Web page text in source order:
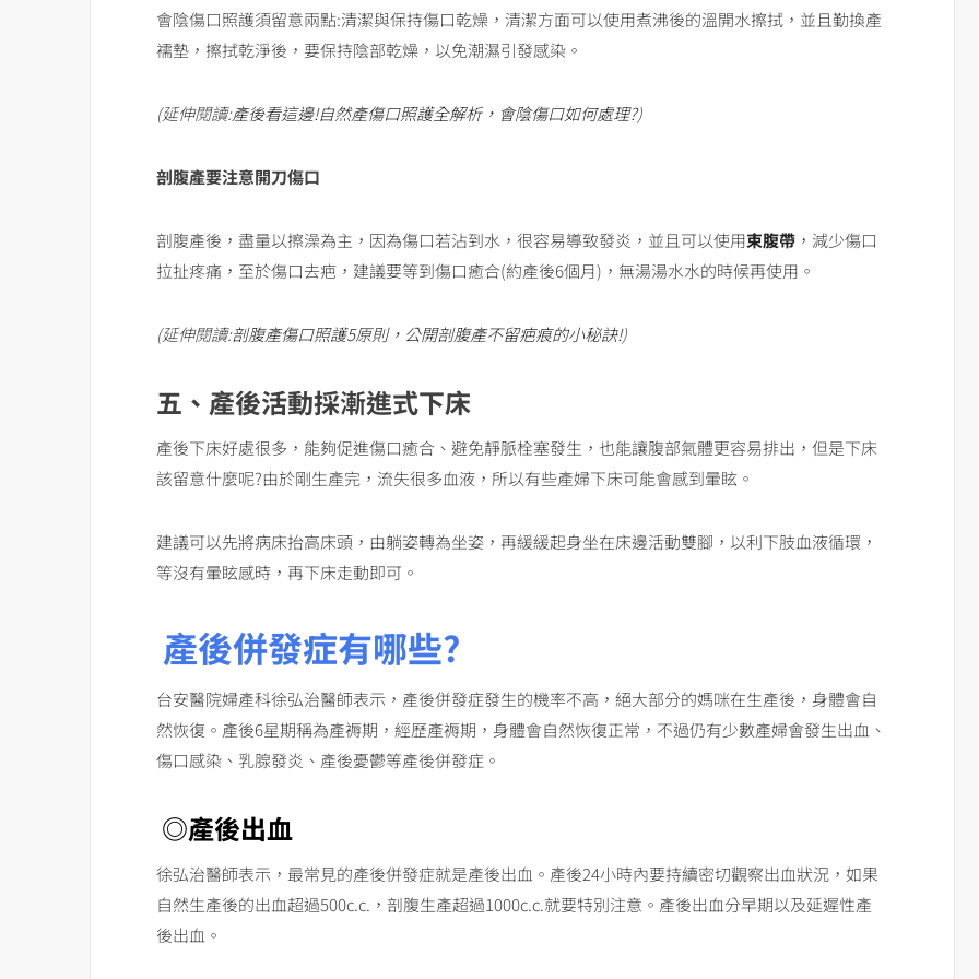
會陰傷口照護須留意兩點:清潔與保持傷口乾燥，清潔方面可以使用煮沸後的溫開水擦拭，並且勤換產
襦墊，擦拭乾淨後，要保持陰部乾燥，以免潮濕引發感染。
(延伸閱讀:產後看這邊!自然產傷口照護全解析，會陰傷口如何處理?)
剖腹產要注意開刀傷口
剖腹產後，盡量以擦澡為主，因為傷口若沾到水，很容易導致發炎，並且可以使用束腹帶 ，減少傷口
拉扯疼痛，至於傷口去疤，建議要等到傷口癒合(約產後6個月)，無湯湯水水的時候再使用。
(延伸閱讀:剖腹產傷口照護5原則，公開剖腹產不留疤痕的小秘訣!)
五、產後活動採漸進式下床
產後下床好處很多，能夠促進傷口癒合、避免靜脈栓塞發生，也能讓腹部氣體更容易排出，但是下床
該留意什麼呢?由於剛生產完，流失很多血液，所以有些產婦下床可能會感到暈眩。
建議可以先將病床抬高床頭，由躺姿轉為坐姿，再緩緩起身坐在床邊活動雙腳，以利下肢血液循環，
等沒有暈眩感時，再下床走動即可。
產後併發症有哪些?
台安醫院婦產科徐弘治醫師表示，產後併發症發生的機率不高，絕大部分的媽咪在生產後，身體會自
然恢復。產後6星期稱為產褥期，經歷產褥期，身體會自然恢復正常，不過仍有少數產婦會發生出血、
傷口感染、乳腺發炎、產後憂鬱等產後併發症。
◎產後出血
徐弘治醫師表示，最常見的產後併發症就是產後出血。產後24小時內要持續密切觀察出血狀況，如果
自然生產後的出血超過500c.c.，剖腹生產超過1000c.c.就要特別注意。產後出血分早期以及延遲性產
後出血。